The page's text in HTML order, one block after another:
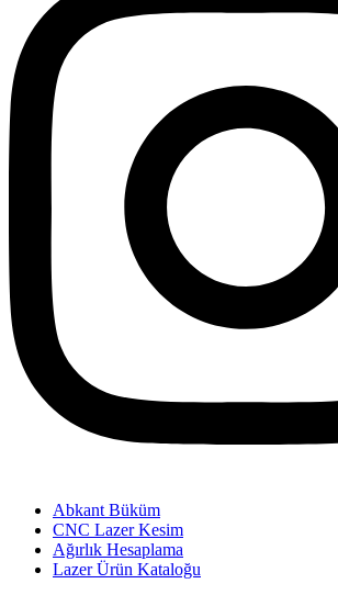
Abkant Büküm
CNC Lazer Kesim
Ağırlık Hesaplama
Lazer Ürün Kataloğu